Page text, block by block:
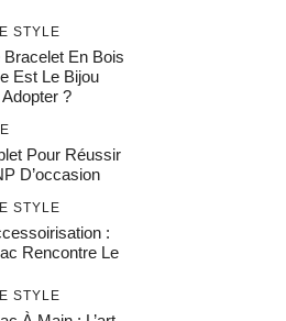
STYLE
Bracelet En Bois
Est Le Bijou
?
Pour Réussir
D’occasion
STYLE
:
Rencontre Le
STYLE